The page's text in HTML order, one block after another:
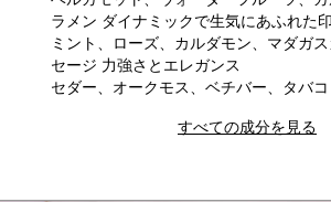
ラメン ダイナミックで生気にあふれた
ミント、ローズ、カルダモン、マダガス
セージ 力強さとエレガンス
セダー、オークモス、ベチバー、タバコ
すべての成分を見る